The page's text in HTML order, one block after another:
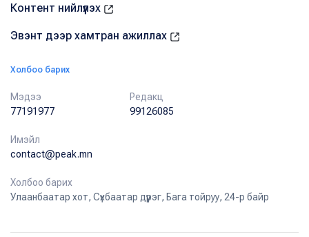
Контент нийлүүлэх
Эвэнт дээр хамтран ажиллах
Холбоо барих
Мэдээ
77191977
Редакц
99126085
Имэйл
contact@peak.mn
Холбоо барих
Улаанбаатар хот, Сүхбаатар дүүрэг, Бага тойруу, 24-р байр